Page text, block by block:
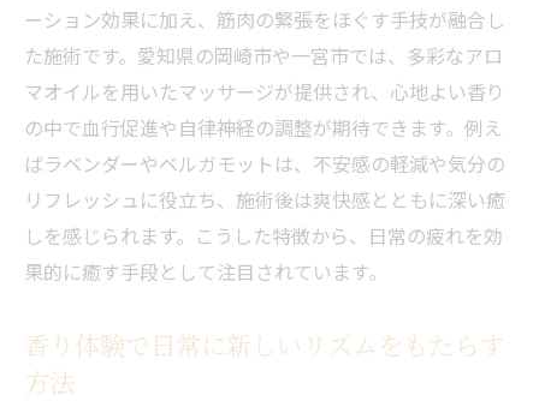
ストレス解消なら香りの力に注目
アロマトリートメントがもたらすストレス
解消の秘訣
リフレッシュアロママッサージで心の疲れ
をリセット
香水作り体験でストレスと向き合う新しい
提案
香り選びがストレス対策に与える影響とは
愛知の香水作り体験で心のリフレッシュを
実感
ーション効果に加え、筋肉の緊張をほぐす手技が融合し
た施術です。愛知県の岡崎市や一宮市では、多彩なアロ
マオイルを用いたマッサージが提供され、心地よい香り
の中で血行促進や自律神経の調整が期待できます。例え
ばラベンダーやベルガモットは、不安感の軽減や気分の
リフレッシュに役立ち、施術後は爽快感とともに深い癒
しを感じられます。こうした特徴から、日常の疲れを効
果的に癒す手段として注目されています。
香り体験で日常に新しいリズムをもたらす
方法